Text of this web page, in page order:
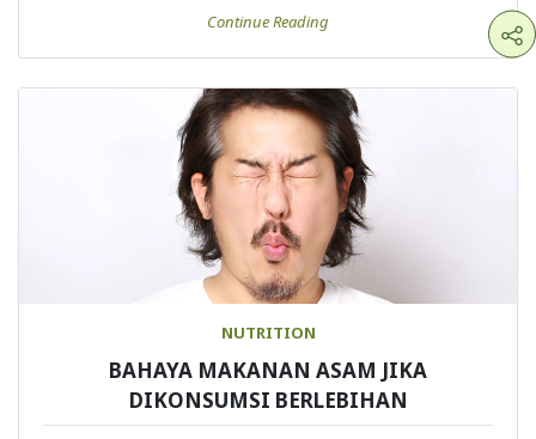
Continue Reading
NUTRITION
BAHAYA MAKANAN ASAM JIKA
DIKONSUMSI BERLEBIHAN